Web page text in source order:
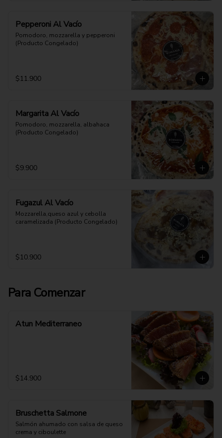
Pepperoni Al Vacío
Pomodoro, mozzarella y pepperoni
(Producto Congelado)
$11.900
Margarita Al Vacío
Pomodoro, mozzarella, albahaca
(Producto Congelado)
$9.900
Fugazul Al Vacío
Mozzarella,queso azul y cebolla
caramelizada (Producto Congelado)
$10.900
Para Comenzar
Atun Mediterraneo
$14.900
Bruschetta Salmone
Salmón ahumado con salsa de queso
crema y ciboulette